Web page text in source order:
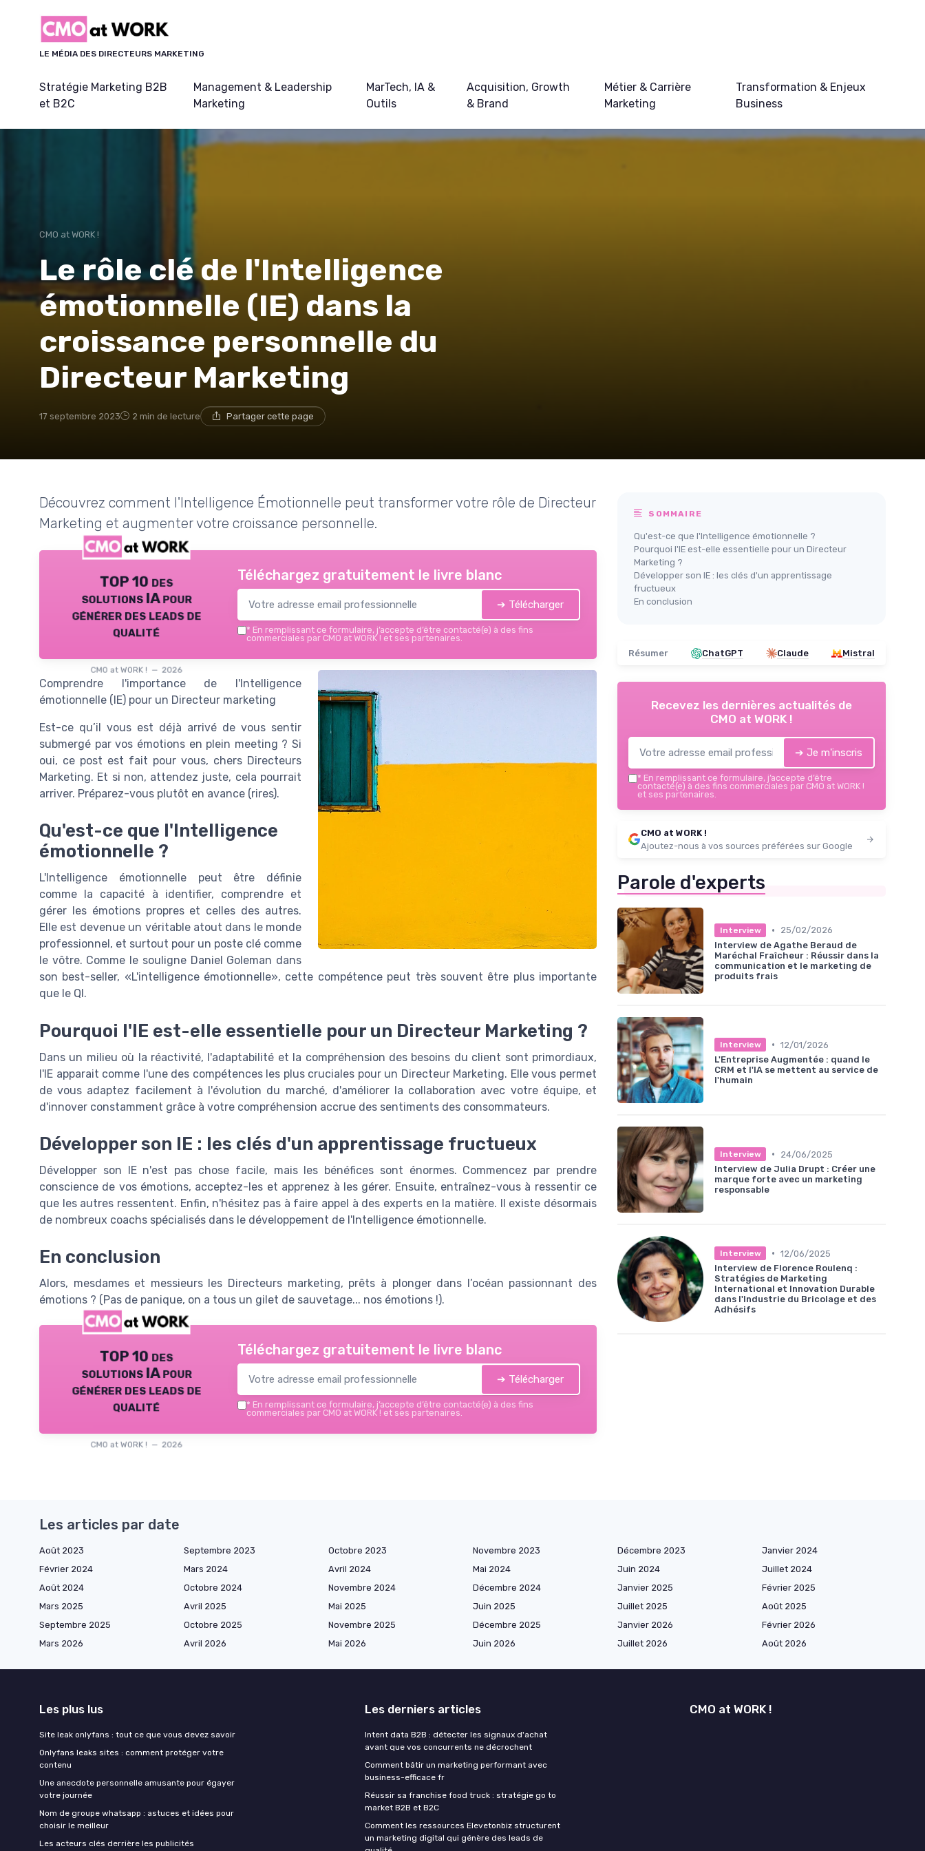
LE MÉDIA DES DIRECTEURS MARKETING
Stratégie Marketing B2B
et B2C
Management & Leadership
Marketing
MarTech, IA &
Outils
Acquisition, Growth
& Brand
Métier & Carrière
Marketing
Transformation & Enjeux
Business
CMO at WORK !
Le rôle clé de l'Intelligence
émotionnelle (IE) dans la
croissance personnelle du
Directeur Marketing
17 septembre 2023 2 min de lecture Partager cette page
Découvrez comment l'Intelligence Émotionnelle peut transformer votre rôle de Directeur
Marketing et augmenter votre croissance personnelle.
TOP 10 des
solutions IA pour
générer des leads de
qualité
CMO at WORK ! — 2026
Téléchargez gratuitement le livre blanc
➔ Télécharger
* En remplissant ce formulaire, j’accepte d’être contacté(e) à des fins
commerciales par CMO at WORK ! et ses partenaires.
Comprendre l'importance de l'Intelligence
émotionnelle (IE) pour un Directeur marketing
Est-ce qu’il vous est déjà arrivé de vous sentir
submergé par vos émotions en plein meeting ? Si
oui, ce post est fait pour vous, chers Directeurs
Marketing. Et si non, attendez juste, cela pourrait
arriver. Préparez-vous plutôt en avance (rires).
Qu'est-ce que l'Intelligence
émotionnelle ?
L'Intelligence émotionnelle peut être définie
comme la capacité à identifier, comprendre et
gérer les émotions propres et celles des autres.
Elle est devenue un véritable atout dans le monde
professionnel, et surtout pour un poste clé comme
le vôtre. Comme le souligne Daniel Goleman dans
son best-seller, «L'intelligence émotionnelle», cette compétence peut très souvent être plus importante
que le QI.
Pourquoi l'IE est-elle essentielle pour un Directeur Marketing ?
Dans un milieu où la réactivité, l'adaptabilité et la compréhension des besoins du client sont primordiaux,
l'IE apparait comme l'une des compétences les plus cruciales pour un Directeur Marketing. Elle vous permet
de vous adaptez facilement à l'évolution du marché, d'améliorer la collaboration avec votre équipe, et
d'innover constamment grâce à votre compréhension accrue des sentiments des consommateurs.
Développer son IE : les clés d'un apprentissage fructueux
Développer son IE n'est pas chose facile, mais les bénéfices sont énormes. Commencez par prendre
conscience de vos émotions, acceptez-les et apprenez à les gérer. Ensuite, entraînez-vous à ressentir ce
que les autres ressentent. Enfin, n'hésitez pas à faire appel à des experts en la matière. Il existe désormais
de nombreux coachs spécialisés dans le développement de l'Intelligence émotionnelle.
En conclusion
Alors, mesdames et messieurs les Directeurs marketing, prêts à plonger dans l’océan passionnant des
émotions ? (Pas de panique, on a tous un gilet de sauvetage... nos émotions !).
TOP 10 des
solutions IA pour
générer des leads de
qualité
CMO at WORK ! — 2026
Téléchargez gratuitement le livre blanc
➔ Télécharger
* En remplissant ce formulaire, j’accepte d’être contacté(e) à des fins
commerciales par CMO at WORK ! et ses partenaires.
SOMMAIRE
Qu'est-ce que l'Intelligence émotionnelle ?
Pourquoi l'IE est-elle essentielle pour un Directeur
Marketing ?
Développer son IE : les clés d'un apprentissage
fructueux
En conclusion
Résumer ChatGPT Claude Mistral
Recevez les dernières actualités de
CMO at WORK !
➔ Je m'inscris
* En remplissant ce formulaire, j’accepte d’être
contacté(e) à des fins commerciales par CMO at WORK !
et ses partenaires.
CMO at WORK !
Ajoutez-nous à vos sources préférées sur Google
Parole d'experts
Interview •
25/02/2026
Interview de Agathe Beraud de
Maréchal Fraîcheur : Réussir dans la
communication et le marketing de
produits frais
Interview • 12/01/2026
L'Entreprise Augmentée : quand le
CRM et l'IA se mettent au service de
l'humain
Interview •
24/06/2025
Interview de Julia Drupt : Créer une
marque forte avec un marketing
responsable
Interview • 12/06/2025
Interview de Florence Roulenq :
Stratégies de Marketing
International et Innovation Durable
dans l'Industrie du Bricolage et des
Adhésifs
Les articles par date
Août 2023 Septembre 2023 Octobre 2023 Novembre 2023 Décembre 2023
Janvier 2024
Février 2024
Mars 2024 Avril 2024 Mai 2024 Juin 2024
Juillet 2024
Août 2024
Octobre 2024 Novembre 2024 Décembre 2024 Janvier 2025
Février 2025
Mars 2025
Avril 2025 Mai 2025 Juin 2025 Juillet 2025
Août 2025
Septembre 2025
Octobre 2025 Novembre 2025 Décembre 2025 Janvier 2026
Février 2026
Mars 2026
Avril 2026 Mai 2026 Juin 2026 Juillet 2026 Août 2026
Les plus lus
Site leak onlyfans : tout ce que vous devez savoir
Onlyfans leaks sites : comment protéger votre
contenu
Une anecdote personnelle amusante pour égayer
votre journée
Nom de groupe whatsapp : astuces et idées pour
choisir le meilleur
Les acteurs clés derrière les publicités
Les derniers articles
Intent data B2B : détecter les signaux d'achat
avant que vos concurrents ne décrochent
Comment bâtir un marketing performant avec
business-efficace fr
Réussir sa franchise food truck : stratégie go to
market B2B et B2C
Comment les ressources Elevetonbiz structurent
un marketing digital qui génère des leads de
CMO at WORK !